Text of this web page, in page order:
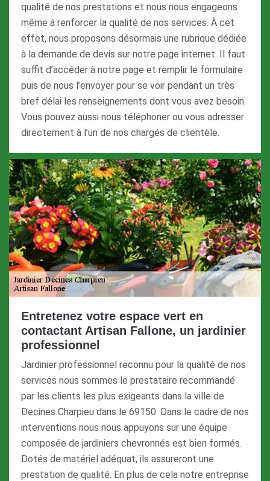
qualité de nos prestations et nous nous engageons
même à renforcer la qualité de nos services. À cet
effet, nous proposons désormais une rubrique dédiée
à la demande de devis sur notre page internet. Il faut
suffit d’accéder à notre page et remplir le formulaire
puis de nous l’envoyer pour se voir pendant un très
bref délai les renseignements dont vous avez besoin.
Vous pouvez aussi nous téléphoner ou vous adresser
directement à l’un de nos chargés de clientèle.
Entretenez votre espace vert en
contactant Artisan Fallone, un jardinier
professionnel
Jardinier professionnel reconnu pour la qualité de nos
services nous sommes le prestataire recommandé
par les clients les plus exigeants dans la ville de
Decines Charpieu dans le 69150. Dans le cadre de nos
interventions nous nous appuyons sur une équipe
composée de jardiniers chevronnés est bien formés.
Dotés de matériel adéquat, ils assureront une
prestation de qualité. En plus de cela notre entreprise